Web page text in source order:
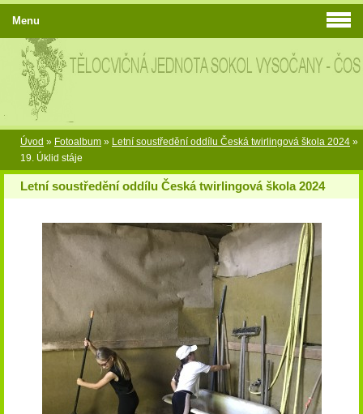
Úvod » Fotoalbum » Letní soustředění oddílu Česká twirlingová škola 2024 »
19. Úklid stáje
Letní soustředění oddílu Česká twirlingová škola 2024
Menu